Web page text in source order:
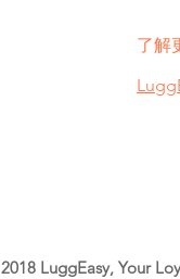
了解
LuggEasy, Your